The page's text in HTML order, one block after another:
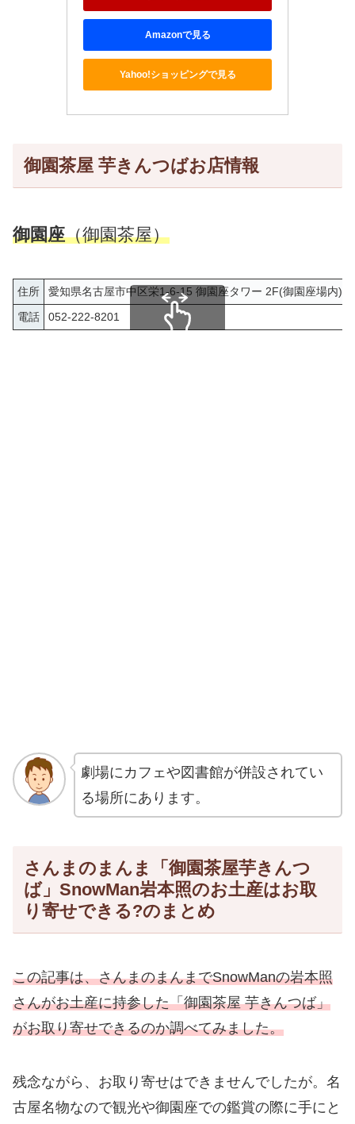
Amazonで見る
Yahoo!ショッピングで見る
御園茶屋 芋きんつばお店情報
御園座（御園茶屋）
住所
愛知県名古屋市中区栄1-6-15 御園座タワー 2F(御園座場内)
電話
052-222-8201
劇場にカフェや図書館が併設されてい
る場所にあります。
さんまのまんま「御園茶屋芋きんつ
ば」SnowMan岩本照のお土産はお取
り寄せできる?のまとめ
この記事は、さんまのまんまでSnowManの岩本照
さんがお土産に持参した「御園茶屋 芋きんつば」
がお取り寄せできるのか調べてみました。
残念ながら、お取り寄せはできませんでしたが。名
古屋名物なので観光や御園座での鑑賞の際に手にと